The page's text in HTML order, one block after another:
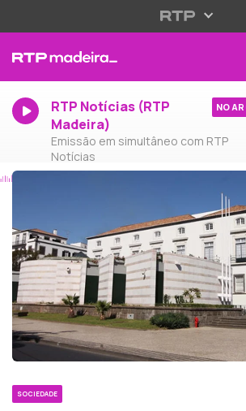
RTP Notícias (RTP
Madeira)
Emissão em simultâneo com RTP
Notícias
NO AR
SOCIEDADE